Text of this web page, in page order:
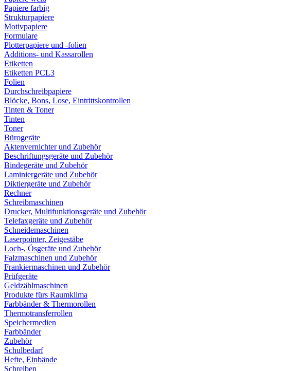
Papiere farbig
Strukturpapiere
Motivpapiere
Formulare
Plotterpapiere und -folien
Additions- und Kassarollen
Etiketten
Etiketten PCL3
Folien
Durchschreibpapiere
Blöcke, Bons, Lose, Eintrittskontrollen
Tinten & Toner
Tinten
Toner
Bürogeräte
Aktenvernichter und Zubehör
Beschriftungsgeräte und Zubehör
Bindegeräte und Zubehör
Laminiergeräte und Zubehör
Diktiergeräte und Zubehör
Rechner
Schreibmaschinen
Drucker, Multifunktionsgeräte und Zubehör
Telefaxgeräte und Zubehör
Schneidemaschinen
Laserpointer, Zeigestäbe
Loch-, Ösgeräte und Zubehör
Falzmaschinen und Zubehör
Frankiermaschinen und Zubehör
Prüfgeräte
Geldzählmaschinen
Produkte fürs Raumklima
Farbbänder & Thermorollen
Thermotransferrollen
Speichermedien
Farbbänder
Zubehör
Schulbedarf
Hefte, Einbände
Schreiben